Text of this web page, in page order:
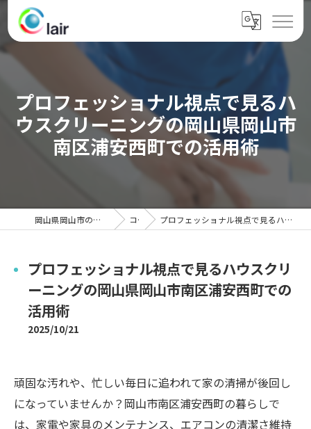
プロフェッショナル視点で見るハ
ウスクリーニングの岡山県岡山市
南区浦安西町での活用術
岡山県岡山市のハウスクリーニングならクレール コラム プロフェッショナル視点で見るハウスクリーニングの岡山県岡山市南区浦安西町での活用術
プロフェッショナル視点で見るハウスクリ
ーニングの岡山県岡山市南区浦安西町での
活用術
2025/10/21
頑固な汚れや、忙しい毎日に追われて家の清掃が後回し
になっていませんか？岡山市南区浦安西町の暮らしで
は、家電や家具のメンテナンス、エアコンの清潔さ維持